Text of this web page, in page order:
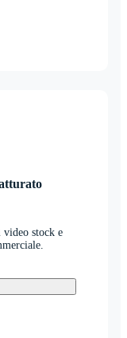
video stock e